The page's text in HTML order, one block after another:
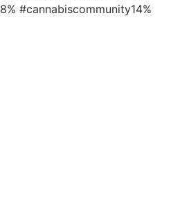
#cannabiscommunity14%